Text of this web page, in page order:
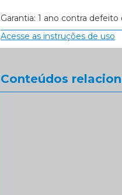
Garantia: 1 ano contra defeito
Acesse as instruções de uso
Conteúdos